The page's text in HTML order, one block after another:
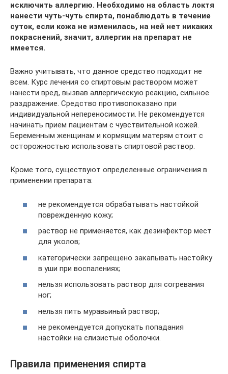
исключить аллергию. Необходимо на область локтя
нанести чуть-чуть спирта, понаблюдать в течение
суток, если кожа не изменилась, на ней нет никаких
покраснений, значит, аллергии на препарат не
имеется.
Важно учитывать, что данное средство подходит не
всем. Курс лечения со спиртовым раствором может
нанести вред, вызвав аллергическую реакцию, сильное
раздражение. Средство противопоказано при
индивидуальной непереносимости. Не рекомендуется
начинать прием пациентам с чувствительной кожей.
Беременным женщинам и кормящим матерям стоит с
осторожностью использовать спиртовой раствор.
Кроме того, существуют определенные ограничения в
применении препарата:
не рекомендуется обрабатывать настойкой
поврежденную кожу;
раствор не применяется, как дезинфектор мест
для уколов;
категорически запрещено закапывать настойку
в уши при воспалениях;
нельзя использовать раствор для согревания
ног;
нельзя пить муравьиный раствор;
не рекомендуется допускать попадания
настойки на слизистые оболочки.
Правила применения спирта